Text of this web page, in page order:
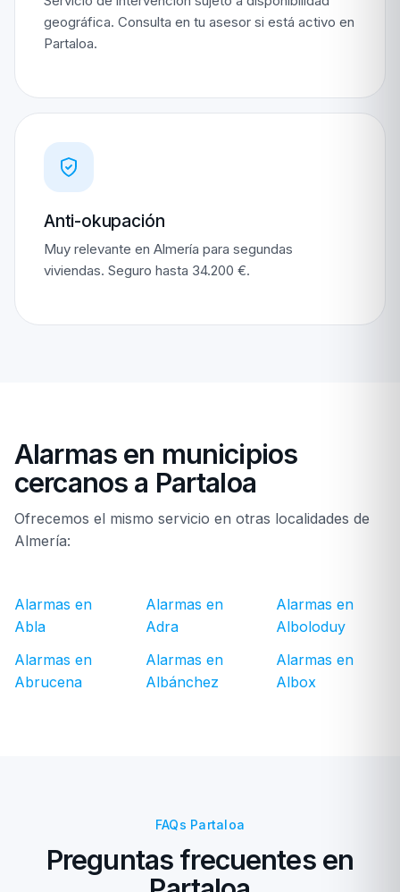
geográfica. Consulta en tu asesor si está activo en
Partaloa.
Anti-okupación
Muy relevante en Almería para segundas
viviendas. Seguro hasta 34.200 €.
Alarmas en municipios
cercanos a Partaloa
Ofrecemos el mismo servicio en otras localidades de
Almería:
Alarmas en
Abla
Alarmas en
Abrucena
Alarmas en
Adra
Alarmas en
Albánchez
Alarmas en
Alboloduy
Alarmas en
Albox
FAQs Partaloa
Preguntas frecuentes en